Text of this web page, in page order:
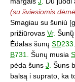
(su šviesiomis
Smagiau su šuniù
prižiūrovas Vr.
Ėdalas šunų SD233.
B731. Šunų musia
pėda šuns J. Šuns
balsą i suprato, ka